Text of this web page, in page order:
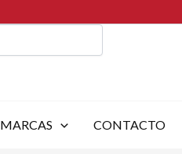
MARCAS CONTACTO